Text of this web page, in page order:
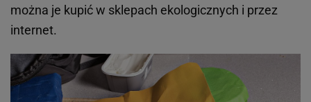
można je kupić w sklepach ekologicznych i przez
internet.